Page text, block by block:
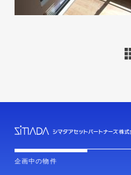
企画中の物件